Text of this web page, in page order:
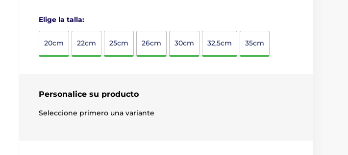
Elige la talla:
20cm 22cm 25cm 26cm 30cm 32,5cm 35cm
Personalice su producto
Seleccione primero una variante